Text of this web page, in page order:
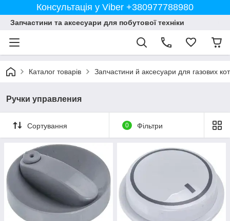
Консультація у Viber +380977788980
Запчастини та аксесуари для побутової техніки
Каталог товарів Запчастини й аксесуари для газових
Ручки управления
Сортування 0 Фільтри